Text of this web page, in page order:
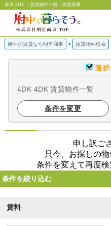
4DK 4DK ｜賃貸物件一覧｜明星商事
府中の賃貸なら明星商事 賃貸物件検索
選
4DK 4DK 賃貸物件一覧
条件を変更
申し訳ご
只今、お探しの物
条件を変えて再度検
条件を絞り込む
賃料